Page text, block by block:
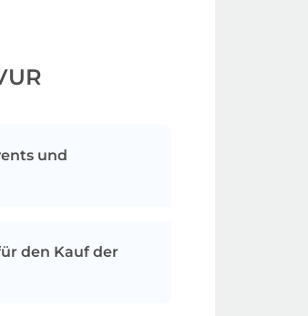
und
Besonders bei
Empfängen oder
den Kauf der